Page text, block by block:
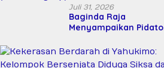
Juli 31, 2026
Baginda Raja
Menyampaikan Pidato
Peringatan Hari Takhta
(Teks Lengkap)